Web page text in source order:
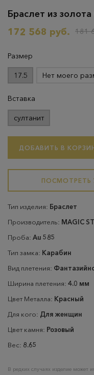
Браслет из
172 568 руб.
181
Размер
17.5 Нет моего
Вставка
султанит
ДОБАВИТЬ В
ПОСМОТРЕТЬ
Тип изделия: Браслет
Производитель: MAGIC
Проба: Au 585
Тип замка: Карабин
Вид плетения:
Ширина плетения: 4.0 мм
Цвет Металла: Красный
Для кого: Для женщин
Цвет камня: Розовый
Вес: 8.65
В редких случаях изделие может